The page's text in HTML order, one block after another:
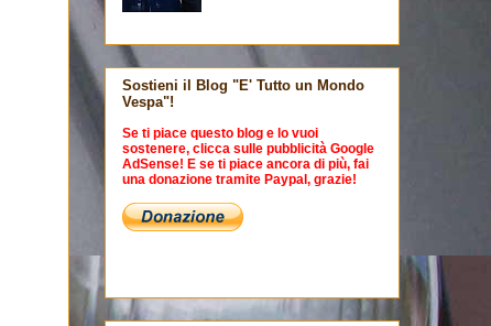
Sostieni il Blog "E' Tutto un Mondo
Vespa"!
Se ti piace questo blog e lo vuoi
sostenere, clicca sulle pubblicità Google
AdSense! E se ti piace ancora di più, fai
una donazione tramite Paypal, grazie!